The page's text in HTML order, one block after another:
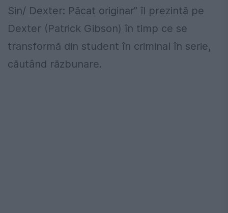
Sin/ Dexter: Păcat originar” îl prezintă pe
Dexter (Patrick Gibson) în timp ce se
transformă din student în criminal în serie,
căutând răzbunare.